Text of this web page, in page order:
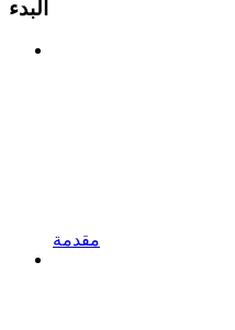
البدء
مقدمة